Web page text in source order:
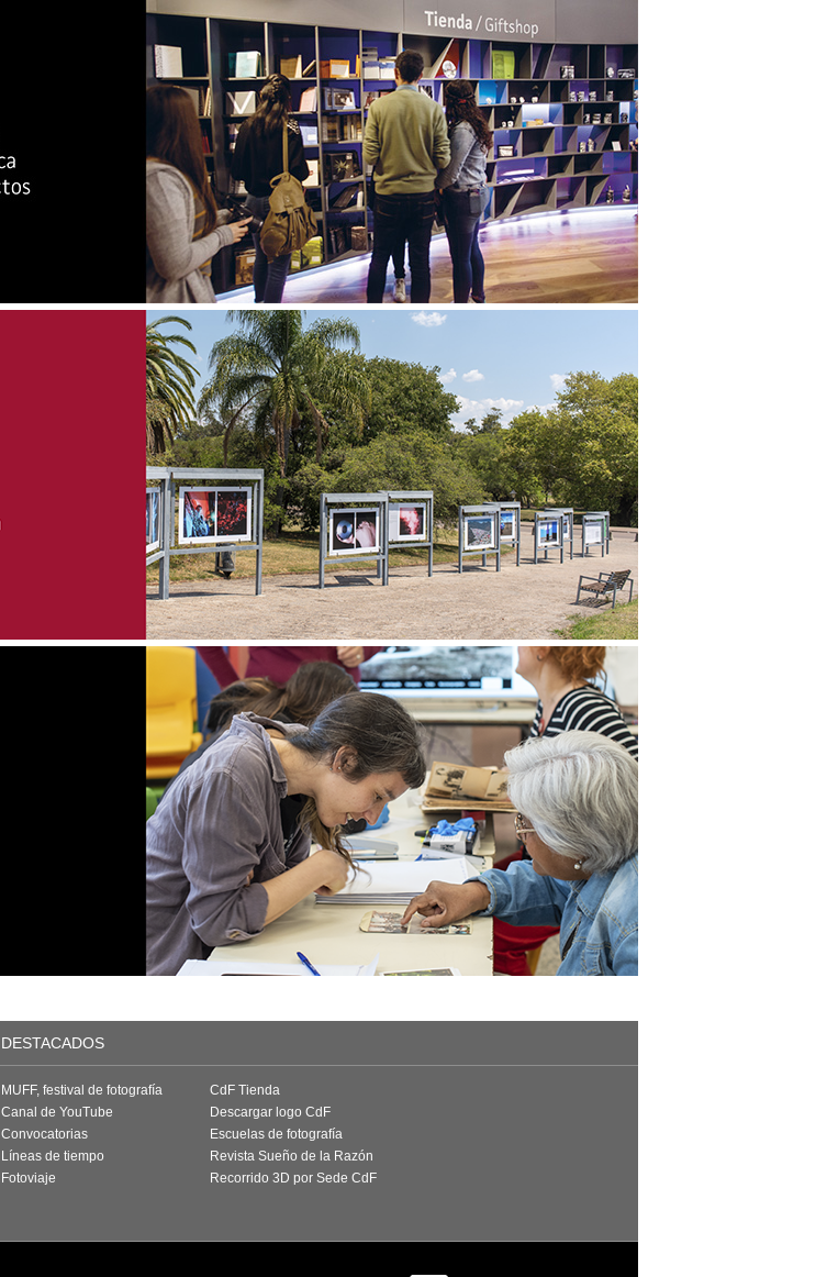
DESTACADOS
MUFF, festival de fotografía
Canal de YouTube
Convocatorias
Líneas de tiempo
Fotoviaje
CdF Tienda
Descargar logo CdF
Escuelas de fotografía
Revista Sueño de la Razón
Recorrido 3D por Sede CdF